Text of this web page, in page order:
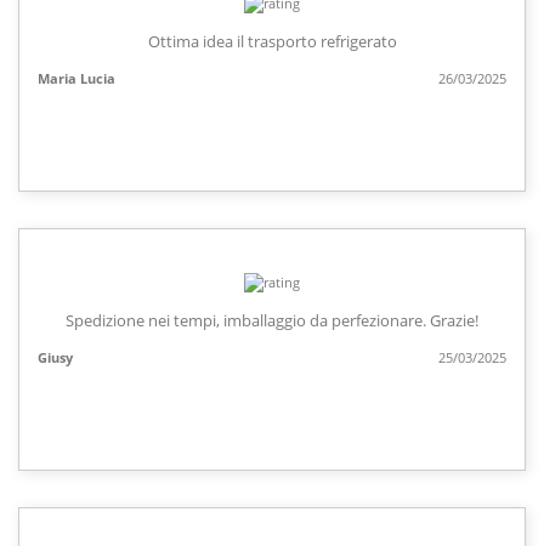
Ottima idea il trasporto refrigerato
Maria Lucia 26/03/2025
Spedizione nei tempi, imballaggio da perfezionare. Grazie!
Giusy 25/03/2025